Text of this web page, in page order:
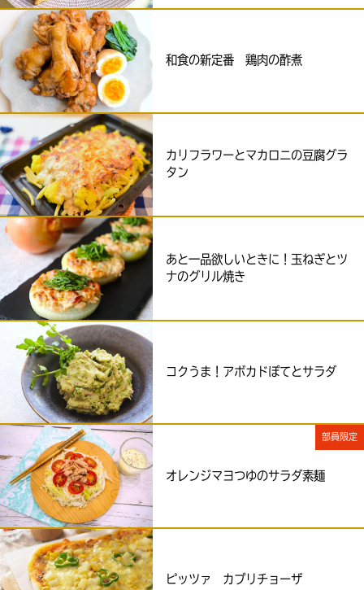
和食の新定番 鶏肉の酢煮
カリフラワーとマカロニの豆腐グラ
タン
あと一品欲しいときに！玉ねぎとツ
ナのグリル焼き
コクうま！アボカドぽてとサラダ
部員限定
オレンジマヨつゆのサラダ素麺
ピッツァ カプリチョーザ